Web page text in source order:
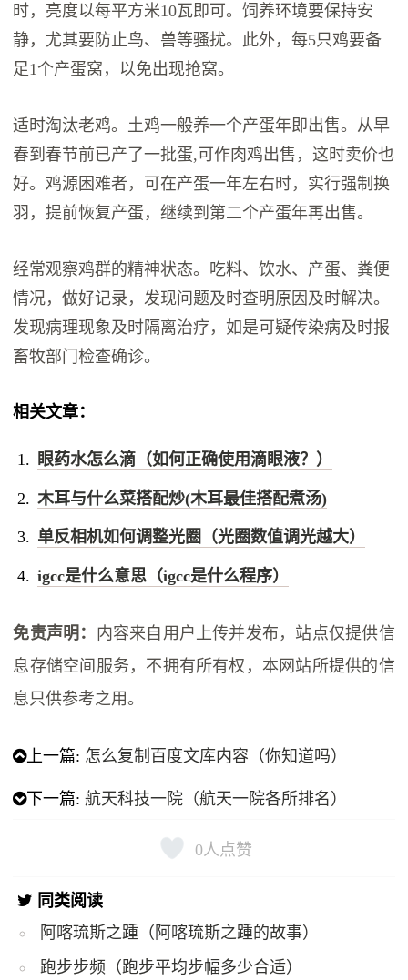
时，亮度以每平方米10瓦即可。饲养环境要保持安
静，尤其要防止鸟、兽等骚扰。此外，每5只鸡要备
足1个产蛋窝，以免出现抢窝。
适时淘汰老鸡。土鸡一般养一个产蛋年即出售。从早
春到春节前已产了一批蛋,可作肉鸡出售，这时卖价也
好。鸡源困难者，可在产蛋一年左右时，实行强制换
羽，提前恢复产蛋，继续到第二个产蛋年再出售。
经常观察鸡群的精神状态。吃料、饮水、产蛋、粪便
情况，做好记录，发现问题及时查明原因及时解决。
发现病理现象及时隔离治疗，如是可疑传染病及时报
畜牧部门检查确诊。
相关文章：
眼药水怎么滴（如何正确使用滴眼液？）
木耳与什么菜搭配炒(木耳最佳搭配煮汤)
单反相机如何调整光圈（光圈数值调光越大）
igcc是什么意思（igcc是什么程序）
免责声明： 内容来自用户上传并发布，站点仅提供信
息存储空间服务，不拥有所有权，本网站所提供的信
息只供参考之用。
上一篇: 怎么复制百度文库内容（你知道吗）
下一篇:航天科技一院（航天一院各所排名）
0人点赞
同类阅读
阿喀琉斯之踵（阿喀琉斯之踵的故事）
跑步步频（跑步平均步幅多少合适）